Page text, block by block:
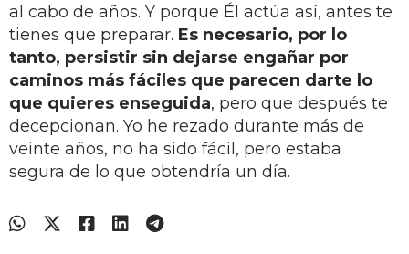
al cabo de años. Y porque Él actúa así, antes te
tienes que preparar. Es necesario, por lo
tanto, persistir sin dejarse engañar por
caminos más fáciles que parecen darte lo
que quieres enseguida, pero que después te
decepcionan. Yo he rezado durante más de
veinte años, no ha sido fácil, pero estaba
segura de lo que obtendría un día.